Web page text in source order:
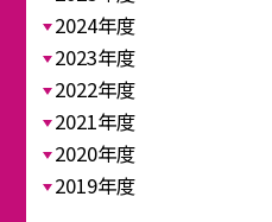
2024年度
2023年度
2022年度
2021年度
2020年度
2019年度